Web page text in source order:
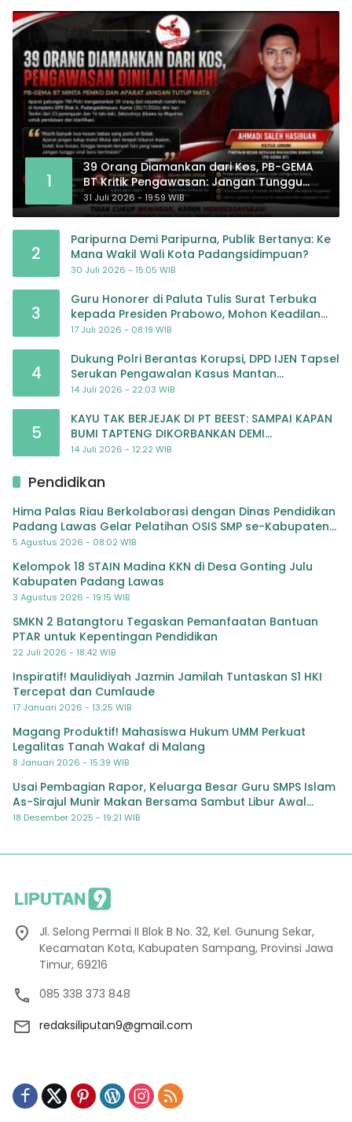
1
39 Orang Diamankan dari Kos, PB-GEMA
BT Kritik Pengawasan: Jangan Tunggu
Masyarakat Bergerak Baru Negara
Bertindak
31 Juli 2026 - 19:59 WIB
2
Paripurna Demi Paripurna, Publik Bertanya: Ke
Mana Wakil Wali Kota Padangsidimpuan?
30 Juli 2026 - 15:05 WIB
3
Guru Honorer di Paluta Tulis Surat Terbuka
kepada Presiden Prabowo, Mohon Keadilan
atas Dugaan Kriminalisasi
17 Juli 2026 - 08:19 WIB
4
Dukung Polri Berantas Korupsi, DPD IJEN Tapsel
Serukan Pengawalan Kasus Mantan
Jampidsus hingga Tuntas
14 Juli 2026 - 22:03 WIB
5
KAYU TAK BERJEJAK DI PT BEEST: SAMPAI KAPAN
BUMI TAPTENG DIKORBANKAN DEMI
KEUNTUNGAN? KETUA DPW SUMUT IJEN DESAK
14 Juli 2026 - 12:22 WIB
Pendidikan
Hima Palas Riau Berkolaborasi dengan Dinas Pendidikan
Padang Lawas Gelar Pelatihan OSIS SMP se-Kabupaten
Padang Lawas
5 Agustus 2026 - 08:02 WIB
Kelompok 18 STAIN Madina KKN di Desa Gonting Julu
Kabupaten Padang Lawas
3 Agustus 2026 - 19:15 WIB
SMKN 2 Batangtoru Tegaskan Pemanfaatan Bantuan
PTAR untuk Kepentingan Pendidikan
22 Juli 2026 - 18:42 WIB
Inspiratif! Maulidiyah Jazmin Jamilah Tuntaskan S1 HKI
Tercepat dan Cumlaude
17 Januari 2026 - 13:25 WIB
Magang Produktif! Mahasiswa Hukum UMM Perkuat
Legalitas Tanah Wakaf di Malang
8 Januari 2026 - 15:39 WIB
Usai Pembagian Rapor, Keluarga Besar Guru SMPS Islam
As-Sirajul Munir Makan Bersama Sambut Libur Awal
Semester
18 Desember 2025 - 19:21 WIB
Jl. Selong Permai II Blok B No. 32, Kel. Gunung Sekar,
Kecamatan Kota, Kabupaten Sampang, Provinsi Jawa
Timur, 69216
085 338 373 848
redaksiliputan9@gmail.com